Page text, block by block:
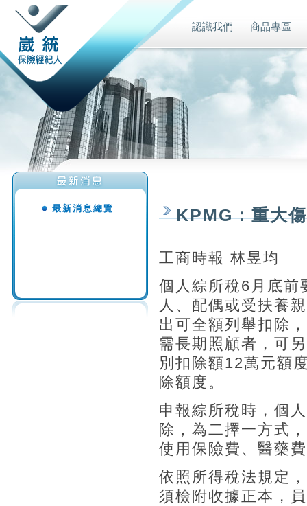
認識我們 商品專區
最新消息總覽 KPMG：重大
工商時報 林昱均
個人綜所稅6月底前
人、配偶或受扶養
出可全額列舉扣除
需長期照顧者，可
別扣除額12萬元額
除額度。
申報綜所稅時，個
除，為二擇一方式
使用保險費、醫藥
依照所得稅法規定
須檢附收據正本，